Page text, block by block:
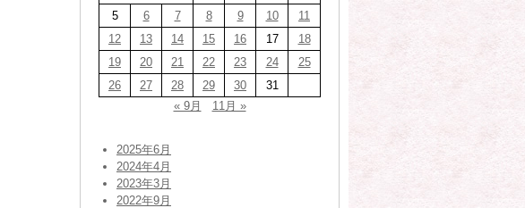
5
6 7 8 9 10
11
12
13 14 15 16 17
18
19
20 21 22 23 24
25
26
27 28 29 30
31
« 9月
11月 »
2025年6月
2024年4月
2023年3月
2022年9月